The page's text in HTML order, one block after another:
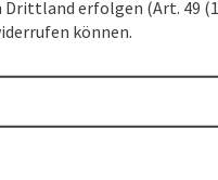
erfolgen (Art. 49
können.